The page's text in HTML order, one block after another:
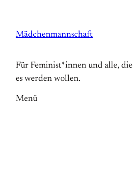
springen
Mädchenmannschaft
Für Feminist*innen und alle, die
es werden wollen.
Menü